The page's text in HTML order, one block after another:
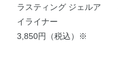
ラスティング ジェルア
イライナー
3,850円（税込）※